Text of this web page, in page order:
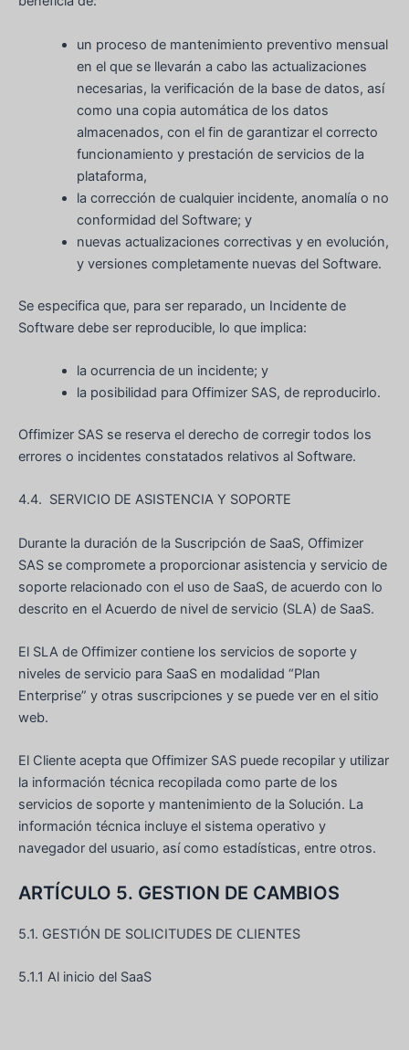
un proceso de mantenimiento preventivo mensual
en el que se llevarán a cabo las actualizaciones
necesarias, la verificación de la base de datos, así
como una copia automática de los datos
almacenados, con el fin de garantizar el correcto
funcionamiento y prestación de servicios de la
plataforma,
la corrección de cualquier incidente, anomalía o no
conformidad del Software; y
nuevas actualizaciones correctivas y en evolución,
y versiones completamente nuevas del Software.
Se especifica que, para ser reparado, un Incidente de
Software debe ser reproducible, lo que implica:
la ocurrencia de un incidente; y
la posibilidad para Offimizer SAS, de reproducirlo.
Offimizer SAS se reserva el derecho de corregir todos los
errores o incidentes constatados relativos al Software.
4.4. SERVICIO DE ASISTENCIA Y SOPORTE
Durante la duración de la Suscripción de SaaS, Offimizer
SAS se compromete a proporcionar asistencia y servicio de
soporte relacionado con el uso de SaaS, de acuerdo con lo
descrito en el Acuerdo de nivel de servicio (SLA) de SaaS.
El SLA de Offimizer contiene los servicios de soporte y
niveles de servicio para SaaS en modalidad “Plan
Enterprise” y otras suscripciones y se puede ver en el sitio
web.
El Cliente acepta que Offimizer SAS puede recopilar y utilizar
la información técnica recopilada como parte de los
servicios de soporte y mantenimiento de la Solución. La
información técnica incluye el sistema operativo y
navegador del usuario, así como estadísticas, entre otros.
ARTÍCULO 5. GESTION DE CAMBIOS
5.1. GESTIÓN DE SOLICITUDES DE CLIENTES
5.1.1 Al inicio del SaaS